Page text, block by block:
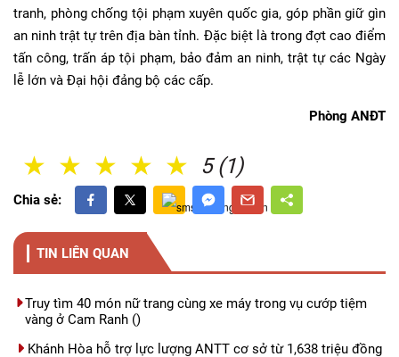
tranh, phòng chống tội phạm xuyên quốc gia, góp phần giữ gìn
an ninh trật tự trên địa bàn tỉnh. Đặc biệt là trong đợt cao điểm
tấn công, trấn áp tội phạm, bảo đảm an ninh, trật tự các Ngày
lễ lớn và Đại hội đảng bộ các cấp.
Phòng ANĐT
5 (1)
5 Sao
4 Sao
3 Sao
2 Sao
1 Sao
Chia sẻ:
TIN LIÊN QUAN
Truy tìm 40 món nữ trang cùng xe máy trong vụ cướp tiệm
vàng ở Cam Ranh()
Khánh Hòa hỗ trợ lực lượng ANTT cơ sở từ 1,638 triệu đồng